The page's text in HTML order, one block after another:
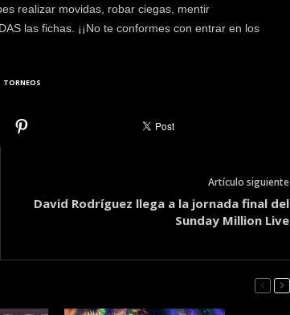
realizar movidas, robar ciegas, mentir
las fichas. ¡¡No te conformes con entrar en los
TORNEOS
Artículo siguiente
David Rodríguez llega a la jornada final del
Sunday Million Live